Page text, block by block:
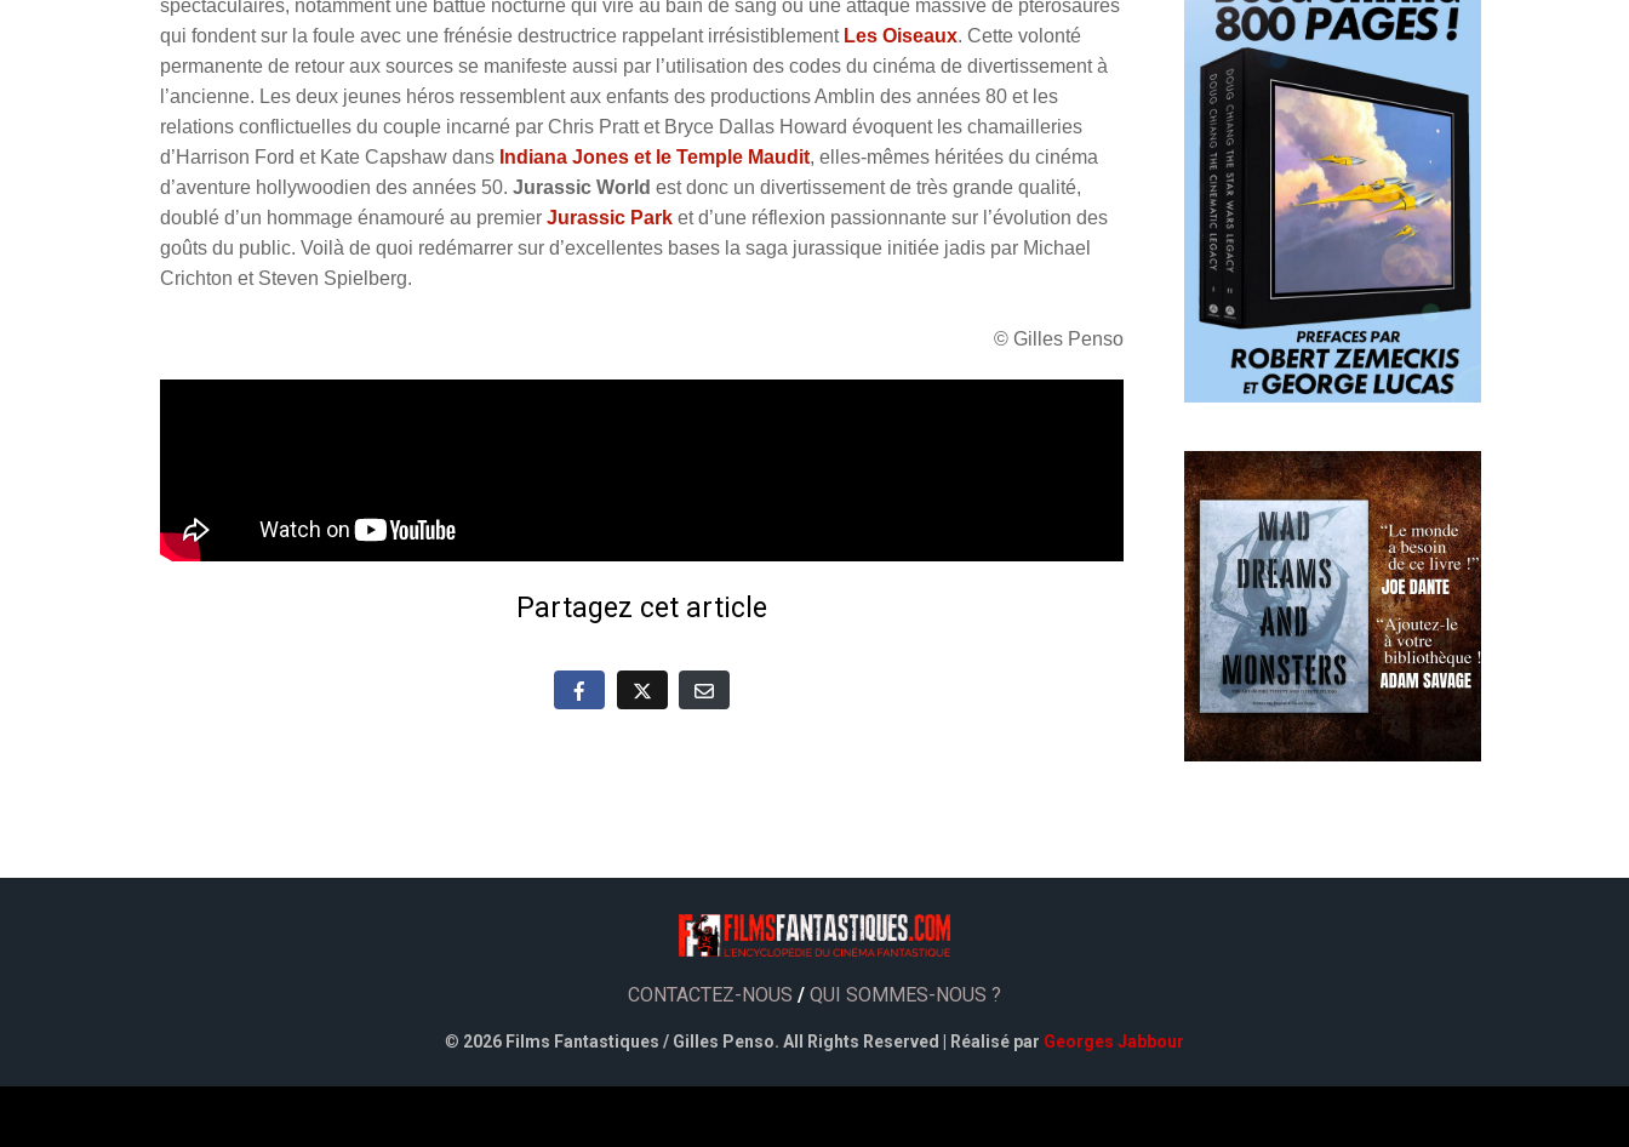
spectaculaires, notamment une battue nocturne qui vire au bain de sang ou une attaque massive de ptérosaures
qui fondent sur la foule avec une frénésie destructrice rappelant irrésistiblement Les Oiseaux. Cette volonté
permanente de retour aux sources se manifeste aussi par l’utilisation des codes du cinéma de divertissement à
l’ancienne. Les deux jeunes héros ressemblent aux enfants des productions Amblin des années 80 et les
relations conflictuelles du couple incarné par Chris Pratt et Bryce Dallas Howard évoquent les chamailleries
d’Harrison Ford et Kate Capshaw dans Indiana Jones et le Temple Maudit, elles-mêmes héritées du cinéma
d’aventure hollywoodien des années 50. Jurassic World est donc un divertissement de très grande qualité,
doublé d’un hommage énamouré au premier Jurassic Park et d’une réflexion passionnante sur l’évolution des
goûts du public. Voilà de quoi redémarrer sur d’excellentes bases la saga jurassique initiée jadis par Michael
Crichton et Steven Spielberg.
© Gilles Penso
Partagez cet article
CONTACTEZ-NOUS / QUI SOMMES-NOUS ?
© 2026 Films Fantastiques / Gilles Penso. All Rights Reserved | Réalisé par Georges Jabbour